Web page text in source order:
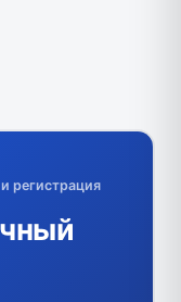
регистрация